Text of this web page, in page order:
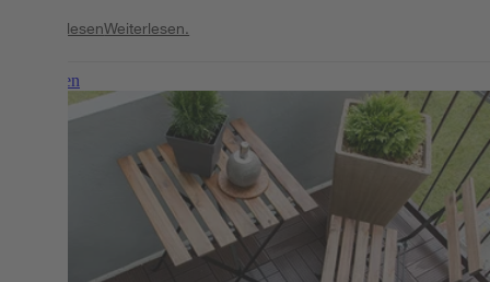
WeiterlesenWeiterlesen.
Weiterlesen